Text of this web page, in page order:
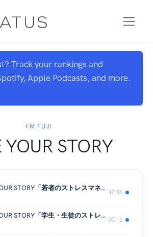
Track your rankings and
Apple Podcasts, and more.
FM FUJI
YOUR STORY
#06 LIVE YOUR STORY「若者のストレスマネジメント」
47:56
#05 LIVE YOUR STORY「学生・生徒のストレスマネジメント」
50:12